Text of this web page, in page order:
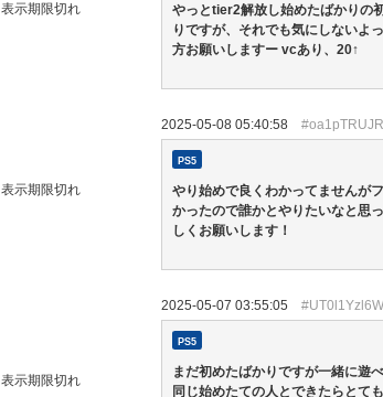
表示期限切れ
やっとtier2解放し始めたばかりの
りですが、それでも気にしないよ
方お願いしますー vcあり、20↑
表示期限切れ
2025-05-08 05:40:58
PS5
やり始めで良くわかってませんが
かったので誰かとやりたいなと思
しくお願いします！
表示期限切れ
2025-05-07 03:55:05
PS5
まだ初めたばかりですが一緒に遊
同じ始めたての人とできたらとて